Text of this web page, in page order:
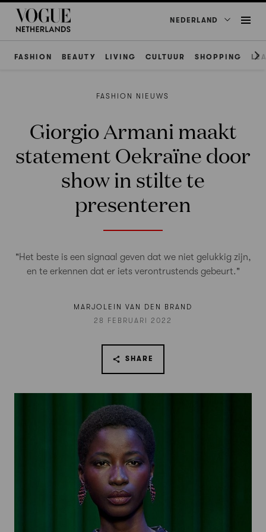
NEDERLAND
FASHION BEAUTY LIVING CULTUUR SHOPPING
FASHION NIEUWS
Giorgio Armani maakt
statement Oekraïne door
show in stilte te
presenteren
"Het beste is een signaal geven dat we niet gelukkig zijn,
en te erkennen dat er iets verontrustends gebeurt."
MARJOLEIN VAN DEN BRAND
28 FEBRUARI 2022
SHARE